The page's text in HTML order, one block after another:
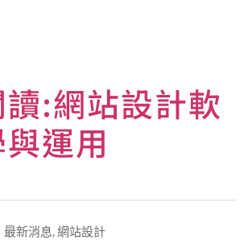
:網站設計軟
運用
最新消息,網站設計